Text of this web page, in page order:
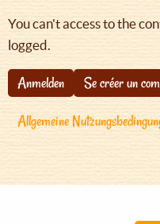
You can't access to the
logged.
Anmelden
Se créer un
Allgemeine